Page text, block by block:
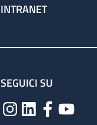
INTRANET
SEGUICI SU